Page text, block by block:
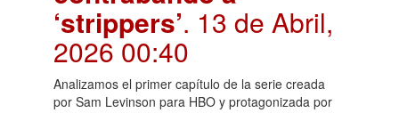
‘strippers’. 13 de Abril,
2026 00:40
Analizamos el primer capítulo de la serie creada
por Sam Levinson para HBO y protagonizada por